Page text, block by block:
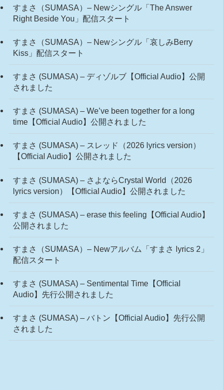
すまさ（SUMASA）– Newシングル「The Answer
Right Beside You」配信スタート
すまさ（SUMASA）– Newシングル「哀しみBerry
Kiss」配信スタート
すまさ (SUMASA) – ディゾルブ【Official Audio】公開
されました
すまさ (SUMASA) – We’ve been together for a long
time【Official Audio】公開されました
すまさ (SUMASA) – スレッド（2026 lyrics version）
【Official Audio】公開されました
すまさ (SUMASA) – さよならCrystal World（2026
lyrics version）【Official Audio】公開されました
すまさ (SUMASA) – erase this feeling【Official Audio】
公開されました
すまさ（SUMASA）– Newアルバム「すまさ lyrics 2」
配信スタート
すまさ (SUMASA) – Sentimental Time【Official
Audio】先行公開されました
すまさ (SUMASA) – バトン【Official Audio】先行公開
されました